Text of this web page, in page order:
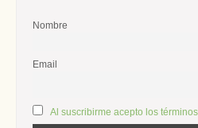
Nombre
Email
Al suscribirme acepto los